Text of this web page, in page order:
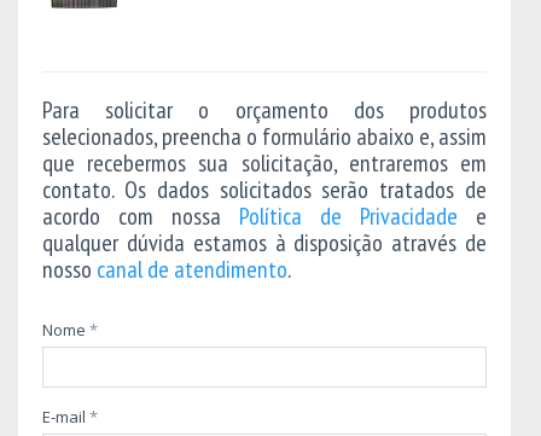
Para solicitar o orçamento dos produtos
selecionados, preencha o formulário abaixo e, assim
que recebermos sua solicitação, entraremos em
contato. Os dados solicitados serão tratados de
acordo com nossa Política de Privacidade e
qualquer dúvida estamos à disposição através de
nosso canal de atendimento.
Nome *
E-mail *